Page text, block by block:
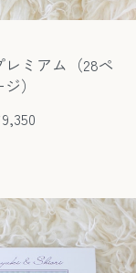
ミアム（28ペ
）
¥9,350